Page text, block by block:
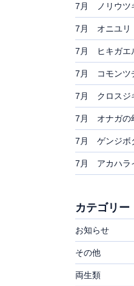
7月 ノリウツ
7月 オニユリ
7月 ヒキガエ
7月 コモンツ
7月 クロスジ
7月 オナガの
7月 ゲンジボ
7月 アカハラ
カテゴリー
お知らせ
その他
両生類